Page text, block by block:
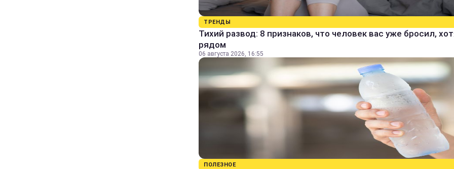
ТРЕНДЫ
Тихий развод: 8 признаков, что человек вас уже бросил,
рядом
06 августа 2026, 16:55
ПОЛЕЗНОЕ